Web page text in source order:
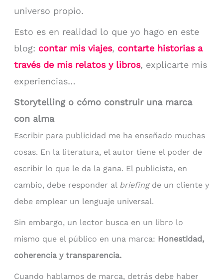
universo propio.
Esto es en realidad lo que yo hago en este
blog: contar mis viajes, contarte historias a
través de mis relatos y libros, explicarte mis
experiencias…
Storytelling o cómo construir una marca
con alma
Escribir para publicidad me ha enseñado muchas
cosas. En la literatura, el autor tiene el poder de
escribir lo que le da la gana. El publicista, en
cambio, debe responder al briefing de un cliente y
debe emplear un lenguaje universal.
Sin embargo, un lector busca en un libro lo
mismo que el público en una marca: Honestidad,
coherencia y transparencia.
Cuando hablamos de marca, detrás debe haber